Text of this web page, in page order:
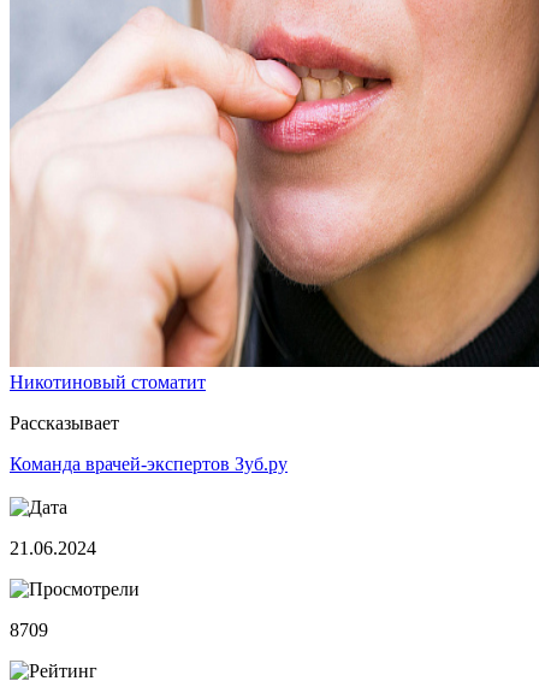
Никотиновый стоматит
Рассказывает
Команда врачей-экспертов Зуб.ру
21.06.2024
8709